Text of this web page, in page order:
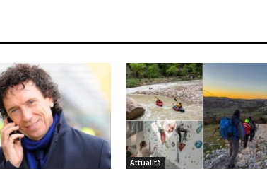
Attualità